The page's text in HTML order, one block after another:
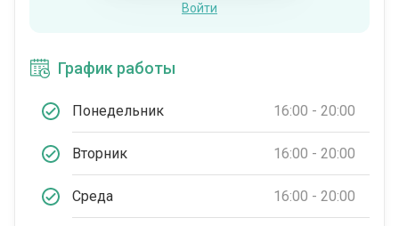
Войти
График работы
Понедельник 16:00 - 20:00
Вторник 16:00 - 20:00
Среда 16:00 - 20:00